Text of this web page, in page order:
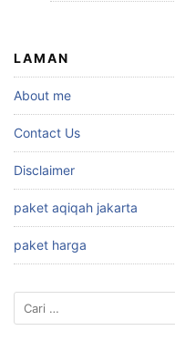
LAMAN
About me
Contact Us
Disclaimer
paket aqiqah jakarta
paket harga
Cari
untuk: